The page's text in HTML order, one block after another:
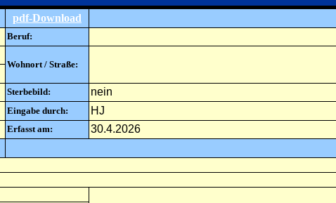
pdf-Download
Beruf:
Wohnort / Straße:
Sterbebild: nein
Eingabe durch: HJ
Erfasst am: 30.4.2026